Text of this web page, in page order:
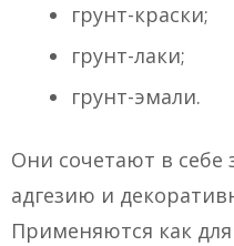
грунт-краски;
грунт-лаки;
грунт-эмали.
Они сочетают в
адгезию и
Применяются как